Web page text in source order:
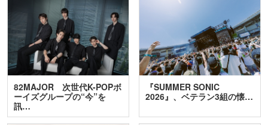
82MAJOR 次世代K-POPボ
ーイズグループの“今”を
訊…
『SUMMER SONIC
2026』、ベテラン3組の懐…